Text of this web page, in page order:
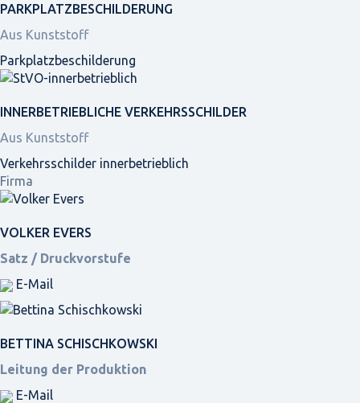
PARKPLATZ­BESCHILDERUNG
Aus Kunststoff
Parkplatz­beschilderung
INNER­BETRIEBLICHE VERKEHRS­SCHILDER
Aus Kunststoff
Verkehrsschilder innerbetrieblich
Firma
VOLKER EVERS
Satz / Druckvorstufe
E-Mail
BETTINA SCHISCHKOWSKI
Leitung der Produktion
E-Mail